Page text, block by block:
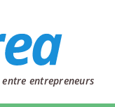
entre entrepreneurs